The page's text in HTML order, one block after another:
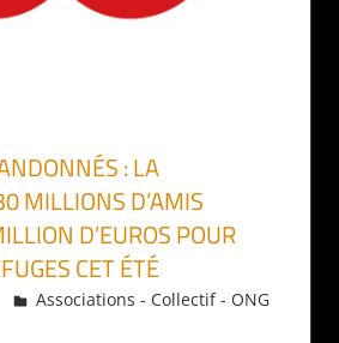
: LA
MILLIONS D’AMIS
D’EUROS POUR
CET ÉTÉ
Daniel
Associations - Collectif - ONG